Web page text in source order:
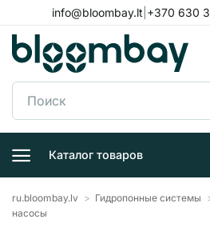
to
content
info@bloombay.lt +370 630
Поиск:
Каталог товаров
ru.bloombay.lv > Гидропонные системы
насосы